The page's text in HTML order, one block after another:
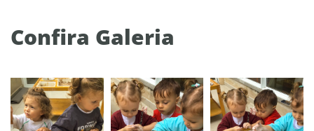
Confira Galeria